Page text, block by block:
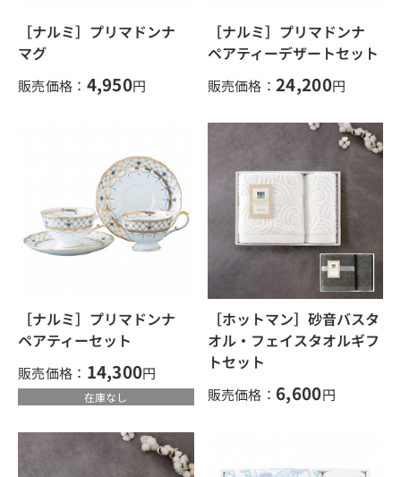
［ナルミ］プリマドンナ
マグ
販売価格： 4,950円
［ナルミ］プリマドンナ
ペアティーデザートセット
販売価格： 24,200円
［ナルミ］プリマドンナ
ペアティーセット
販売価格： 14,300円
在庫なし
［ホットマン］砂音バスタ
オル・フェイスタオルギフ
トセット
販売価格： 6,600円